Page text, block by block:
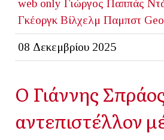
web only Γιώργος Παππάς
Γκέοργκ Βίλχελμ Παμπστ
08 Δεκεμβρίου 2025
Ο Γιάννης
αντεπιστέλλον